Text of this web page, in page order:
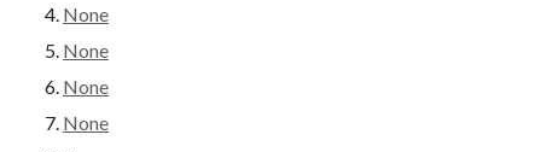
None
None
None
None